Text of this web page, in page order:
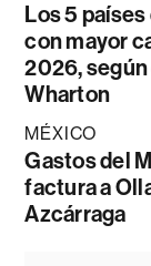
Los 5
con mayor
2026,
Wharton
MÉXICO
Gastos del
factura a
Azcárraga